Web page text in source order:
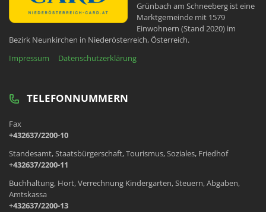
Grünbach am Schneeberg ist eine
Marktgemeinde mit 1579
Einwohnern (Stand 2020) im
Bezirk Neunkirchen in Niederösterreich, Österreich.
Impressum
Datenschutzerklärung
TELEFONNUMMERN
Fax
+432637/2200-10
Standesamt, Staatsbürgerschaft, Tourismus, Soziales, Friedhof
+432637/2200-11
Buchhaltung, Hort, Verrechnung Kindergarten, Steuern, Abgaben,
Amtskassa
+432637/2200-13